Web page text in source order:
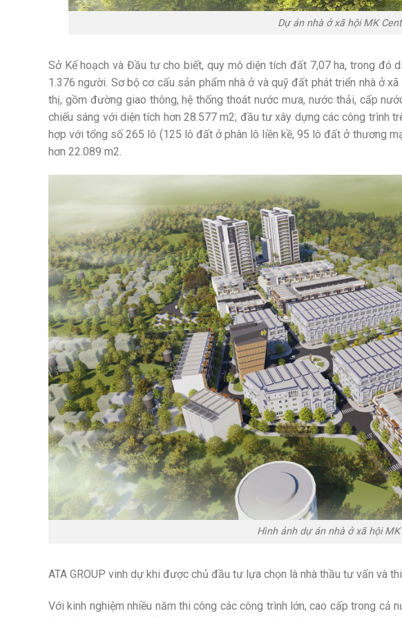
Dự án nhà ở xã hội MK
Sở Kế hoạch và Đầu tư cho biết, quy mô diện tích đất 7,07 ha, trong đó
1.376 người. Sơ bộ cơ cấu sản phẩm nhà ở và quỹ đất phát triển nhà ở
thị, gồm đường giao thông, hệ thống thoát nước mưa, nước thải, cấp
chiếu sáng với diện tích hơn 28.577 m2; đầu tư xây dựng các công trình
hợp với tổng số 265 lô (125 lô đất ở phân lô liền kề, 95 lô đất ở thương
hơn 22.089 m2.
Hình ảnh dự án nhà ở xã hội
ATA GROUP vinh dự khi được chủ đầu tư lựa chọn là nhà thầu tư vấn và
Với kinh nghiệm nhiều năm thi công các công trình lớn, cao cấp trong cả